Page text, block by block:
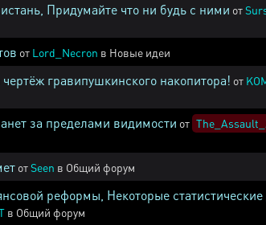
Придумайте что ни будь с ними от
от Lord_Necron в Новые идеи
гравипушкинского накопитора! от
за пределами видимости от
отSeen в Общий форум
реформы, Некоторые
в Общий форум